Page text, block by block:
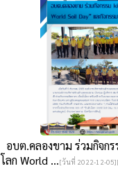
อบต.คลองขาม ร่วมกิจก
โลก World ...[วันที่ 2022-12-